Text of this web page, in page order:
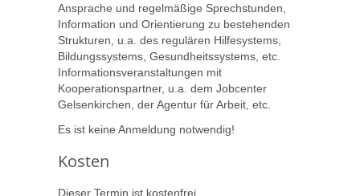
Ansprache und regelmäßige Sprechstunden,
Information und Orientierung zu bestehenden
Strukturen, u.a. des regulären Hilfesystems,
Bildungssystems, Gesundheitssystems, etc.
Informationsveranstaltungen mit
Kooperationspartner, u.a. dem Jobcenter
Gelsenkirchen, der Agentur für Arbeit, etc.
Es ist keine Anmeldung notwendig!
Kosten
Dieser Termin ist kostenfrei.